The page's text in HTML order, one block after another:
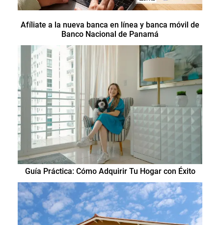
Afíliate a la nueva banca en línea y banca móvil de
Banco Nacional de Panamá
Guía Práctica: Cómo Adquirir Tu Hogar con Éxito